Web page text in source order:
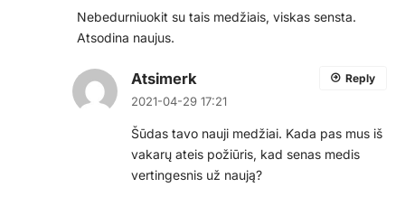
Nebedurniuokit su tais medžiais, viskas sensta.
Atsodina naujus.
Atsimerk
2021-04-29 17:21
Šūdas tavo nauji medžiai. Kada pas mus iš
vakarų ateis požiūris, kad senas medis
vertingesnis už naują?
Reply